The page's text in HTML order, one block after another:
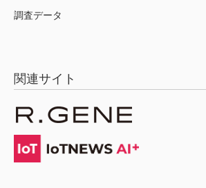
調査データ
関連サイト